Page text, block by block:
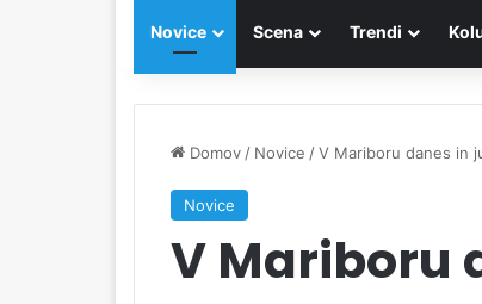
Novice Scena Trendi
Domov / Novice /V Mariboru danes in
Novice
V Mariboru